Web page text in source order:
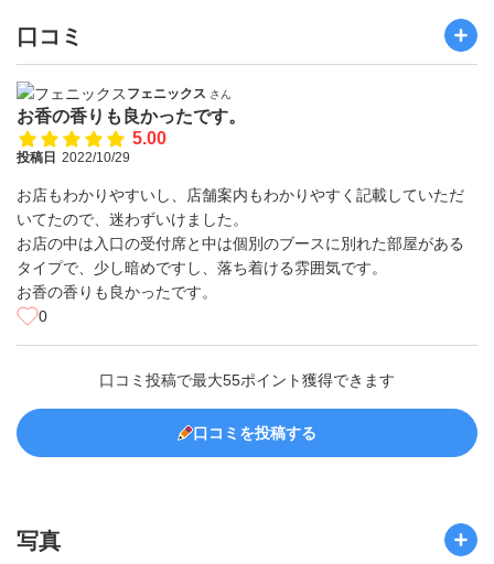
口コミ
フェニックス さん
お香の香りも良かったです。
5.00
投稿日 2022/10/29
お店もわかりやすいし、店舗案内もわかりやすく記載していただ
いてたので、迷わずいけました。
お店の中は入口の受付席と中は個別のブースに別れた部屋がある
タイプで、少し暗めですし、落ち着ける雰囲気です。
お香の香りも良かったです。
0
口コミ投稿で最大55ポイント獲得できます
口コミを投稿する
写真